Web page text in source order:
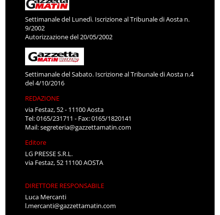
Settimanale del Lunedì. Iscrizione al Tribunale di Aosta n.
9/2002
Autorizzazione del 20/05/2002
Settimanale del Sabato. Iscrizione al Tribunale di Aosta n.4
del 4/10/2016
REDAZIONE
via Festaz, 52 - 11100 Aosta
Tel: 0165/231711 - Fax: 0165/1820141
Mail:segreteria@gazzettamatin.com
Editore
LG PRESSE S.R.L.
via Festaz, 52 11100 AOSTA
DIRETTORE RESPONSABILE
Luca Mercanti
l.mercanti@gazzettamatin.com